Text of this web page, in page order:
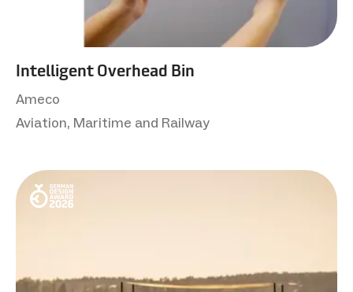
Intelligent Overhead Bin
Ameco
Aviation, Maritime and Railway